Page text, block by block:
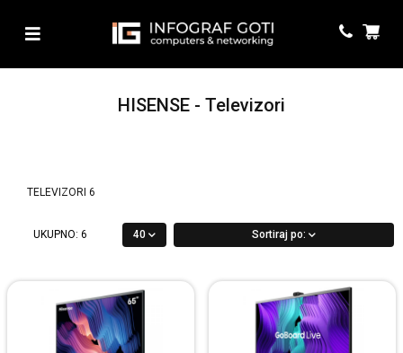
HISENSE - Televizori
TELEVIZORI 6
UKUPNO: 6 40 Sortiraj po: